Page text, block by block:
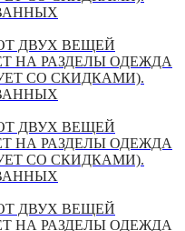
ДВУХ ВЕЩЕЙ
НА РАЗДЕЛЫ ОДЕЖДА
СО СКИДКАМИ).
ДВУХ ВЕЩЕЙ
НА РАЗДЕЛЫ ОДЕЖДА
СО СКИДКАМИ).
ДВУХ ВЕЩЕЙ
НА РАЗДЕЛЫ ОДЕЖДА